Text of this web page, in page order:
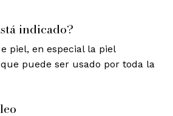
indicado?
piel, en especial la piel
puede ser usado por toda la